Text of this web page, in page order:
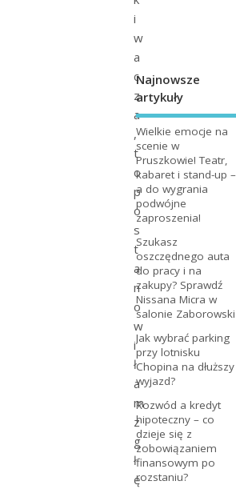
i
w
a
c
z
a
,
t
o
p
o
s
t
a
n
o
w
i
ł
a
m
z
g
ł
ę
Najnowsze
artykuły
Wielkie emocje na
scenie w
Pruszkowie! Teatr,
kabaret i stand-up –
a do wygrania
podwójne
zaproszenia!
Szukasz
oszczędnego auta
do pracy i na
zakupy? Sprawdź
Nissana Micra w
salonie Zaborowski
Jak wybrać parking
przy lotnisku
Chopina na dłuższy
wyjazd?
Rozwód a kredyt
hipoteczny – co
dzieje się z
zobowiązaniem
finansowym po
rozstaniu?